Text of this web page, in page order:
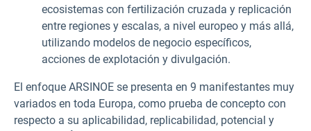
ecosistemas con fertilización cruzada y replicación
entre regiones y escalas, a nivel europeo y más allá,
utilizando modelos de negocio específicos,
acciones de explotación y divulgación.
El enfoque ARSINOE se presenta en 9 manifestantes muy
variados en toda Europa, como prueba de concepto con
respecto a su aplicabilidad, replicabilidad, potencial y